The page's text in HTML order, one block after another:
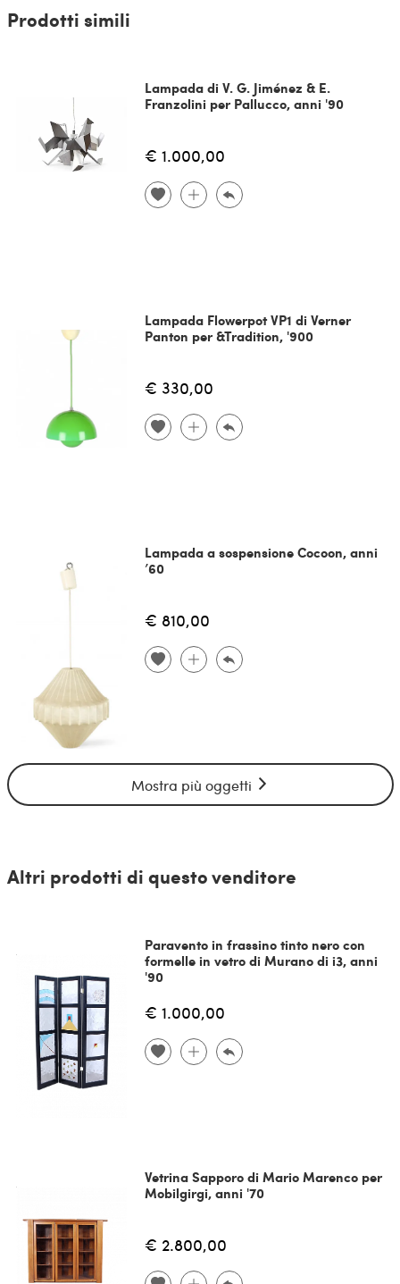
Prodotti simili
Lampada di V. G. Jiménez & E.
Franzolini per Pallucco, anni '90
€ 1.000,00
Lampada Flowerpot VP1 di Verner
Panton per &Tradition, '900
€ 330,00
Lampada a sospensione Cocoon, anni
’60
€ 810,00
Mostra più oggetti
Altri prodotti di questo venditore
Paravento in frassino tinto nero con
formelle in vetro di Murano di i3, anni
'90
€ 1.000,00
Vetrina Sapporo di Mario Marenco per
Mobilgirgi, anni '70
€ 2.800,00